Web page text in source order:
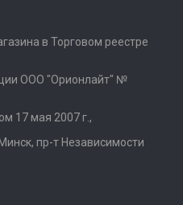
в Торговом реестре
ООО "Орионлайт" №
17 мая 2007 г.,
пр-т Независимости